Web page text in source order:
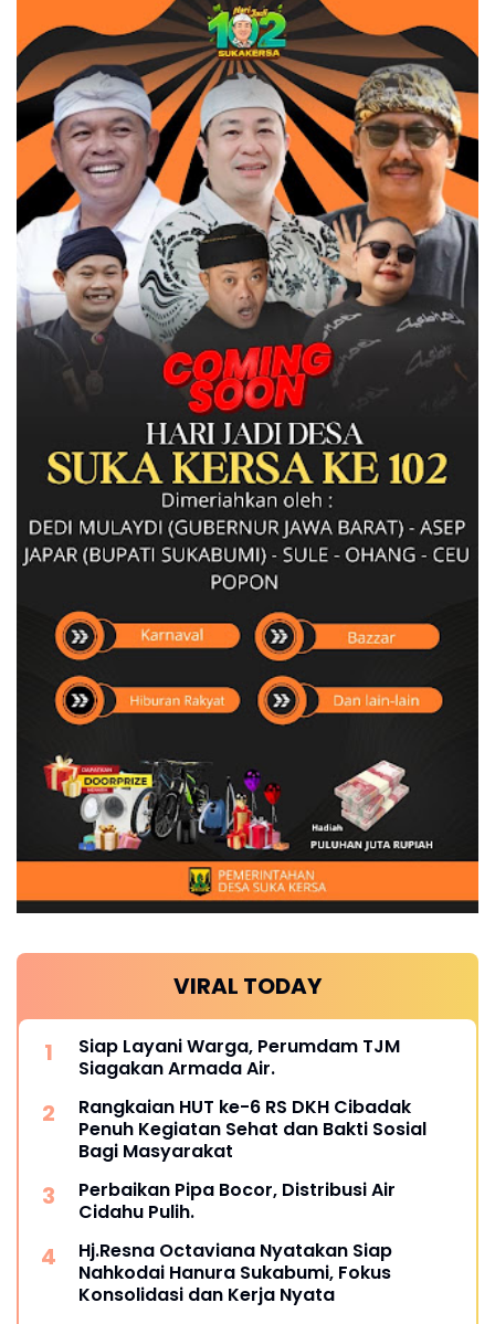
VIRAL TODAY
Siap Layani Warga, Perumdam TJM
Siagakan Armada Air.
Rangkaian HUT ke-6 RS DKH Cibadak
Penuh Kegiatan Sehat dan Bakti Sosial
Bagi Masyarakat
Perbaikan Pipa Bocor, Distribusi Air
Cidahu Pulih.
Hj.Resna Octaviana Nyatakan Siap
Nahkodai Hanura Sukabumi, Fokus
Konsolidasi dan Kerja Nyata